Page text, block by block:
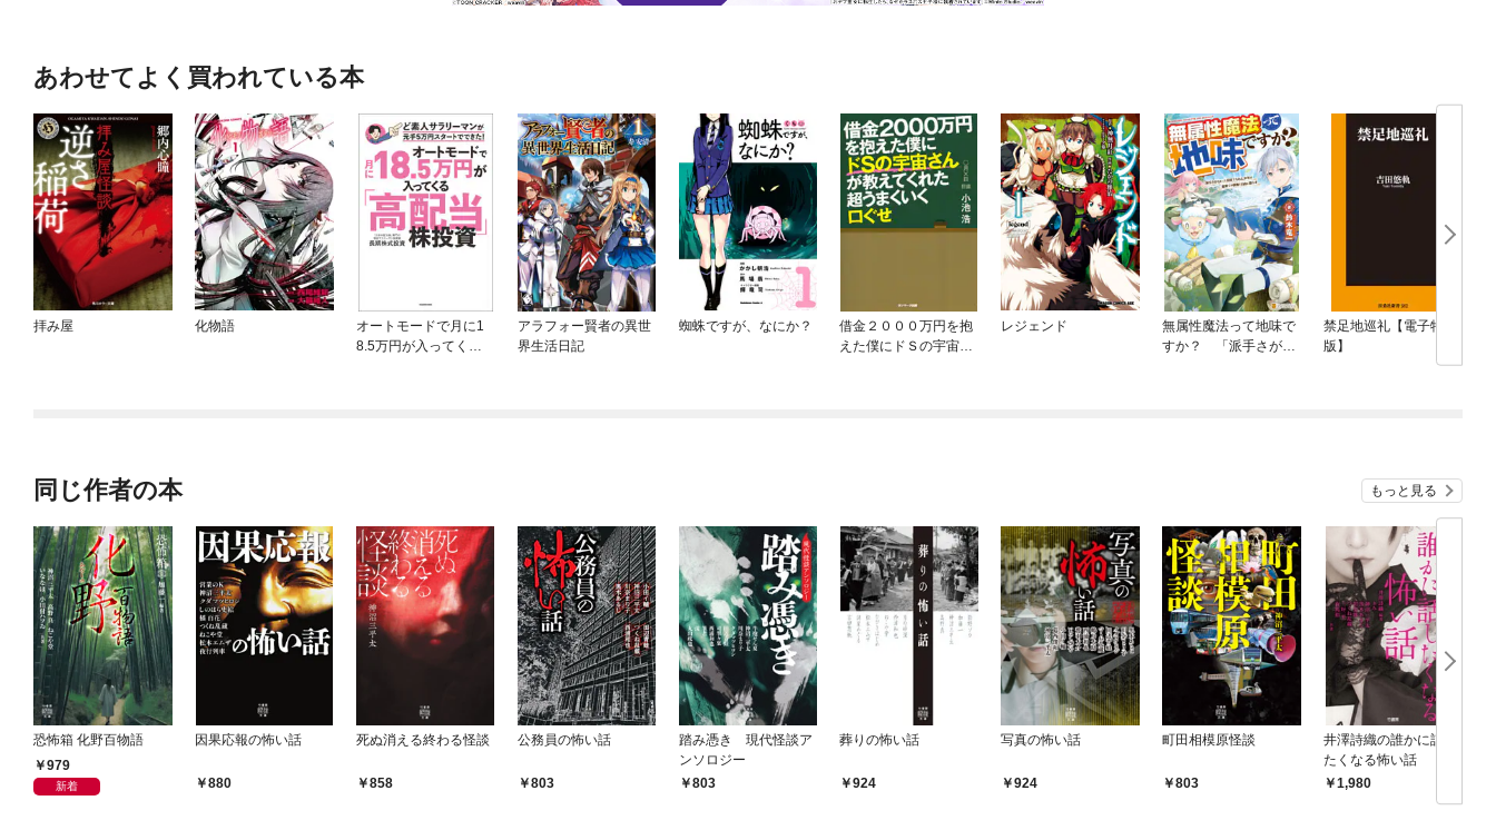
あわせてよく買われている本
拝み屋 化物語
オートモードで月に1
8.5万円が入ってくる
アラフォー賢者の異世
界生活日記
蜘蛛ですが、なにか？
借金２０００万円を抱
えた僕にドＳの宇宙さ
レジェンド
無属性魔法って地味で
すか？ 「派手さがな
禁足地巡礼【電子特別
版】
同じ作者の本 もっと見る
恐怖箱 化野百物語
979
新着
因果応報の怖い話
880
死ぬ消える終わる怪談
858
公務員の怖い話
803
踏み憑き 現代怪談ア
ンソロジー
803
葬りの怖い話
924
写真の怖い話
924
町田相模原怪談
803
井澤詩織の誰かに話し
たくなる怖い話
1,980